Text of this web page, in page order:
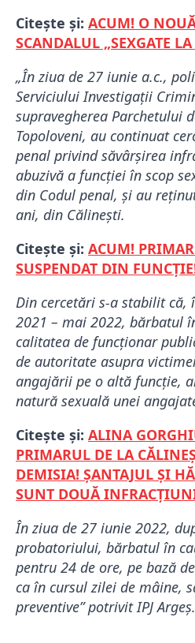
Citește și: ACUM! O
SCANDALUL „SEXGATE
„În ziua de 27 iunie a.c.,
Serviciului Investigații
supravegherea Parchetului
Topoloveni, au continuat
penal privind săvârșirea
abuzivă a funcției în scop
din Codul penal, și au
ani, din Călinești.
Citește și: ACUM!
SUSPENDAT DIN
Din cercetări s-a stabilit că,
2021 – mai 2022, bărbatul
calitatea de funcționar
de autoritate asupra
angajării pe o altă funcție,
natură sexuală unei
Citește și: ALINA
PRIMARUL DE LA
DEMISIA! ȘANTAJUL ȘI
SUNT DOUĂ
În ziua de 27 iunie 2022,
probatoriului, bărbatul în
pentru 24 de ore, pe bază
ca în cursul zilei de mâine,
preventive” potrivit IPJ Argeș.